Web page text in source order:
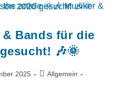
& Bands für die
🎶🌞
2025
Allgemein